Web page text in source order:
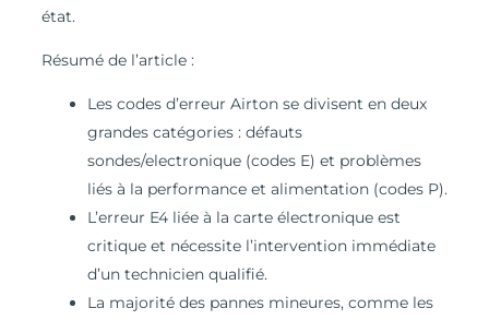
état.
Résumé de l’article :
Les codes d’erreur Airton se divisent en deux
grandes catégories : défauts
sondes/electronique (codes E) et problèmes
liés à la performance et alimentation (codes P).
L’erreur E4 liée à la carte électronique est
critique et nécessite l’intervention immédiate
d’un technicien qualifié.
La majorité des pannes mineures, comme les